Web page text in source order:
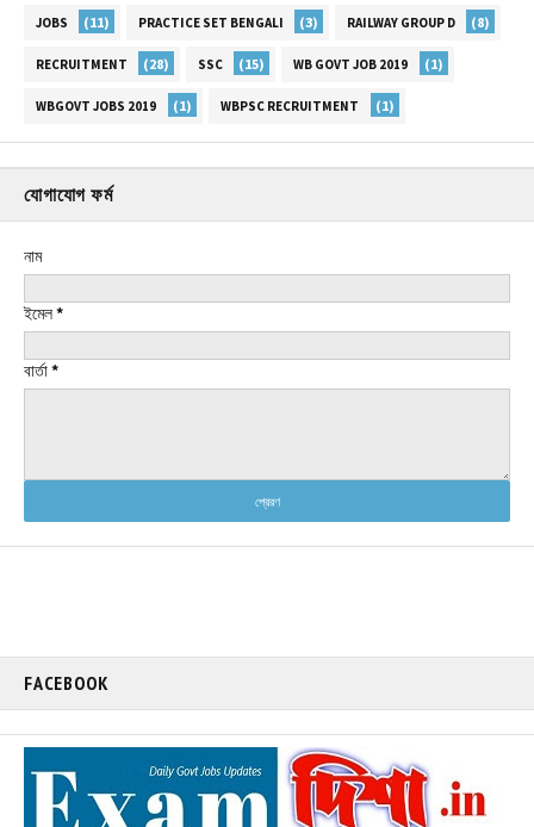
JOBS (11) PRACTICE SET BENGALI (3) RAILWAY GROUP D (8)
RECRUITMENT (28) SSC (15) WB GOVT JOB 2019 (1)
WBGOVT JOBS 2019 (1) WBPSC RECRUITMENT (1)
যোগাযোগ ফর্ম
নাম
ইমেল*
বার্তা*
FACEBOOK